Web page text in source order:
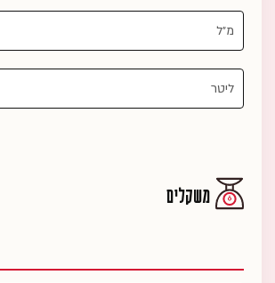
משקלים